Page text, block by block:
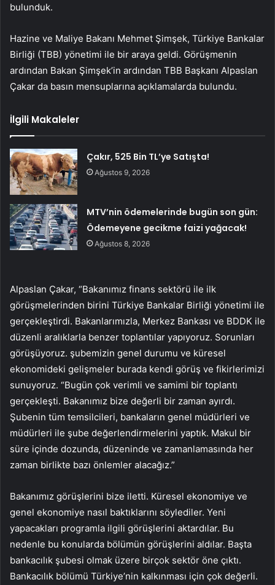
bulunduk.
Hazine ve Maliye Bakanı Mehmet Şimşek, Türkiye Bankalar
Birliği (TBB) yönetimi ile bir araya geldi. Görüşmenin
ardından Bakan Şimşek’in ardından TBB Başkanı Alpaslan
Çakar da basın mensuplarına açıklamalarda bulundu.
İlgili Makaleler
Çakır, 525 Bin TL’ye Satışta!
Ağustos 9, 2026
MTV’nin ödemelerinde bugün son gün:
Ödemeyene gecikme faizi yağacak!
Ağustos 8, 2026
Alpaslan Çakar, “Bakanımız finans sektörü ile ilk
görüşmelerinden birini Türkiye Bankalar Birliği yönetimi ile
gerçekleştirdi. Bakanlarımızla, Merkez Bankası ve BDDK ile
düzenli aralıklarla benzer toplantılar yapıyoruz. Sorunları
görüşüyoruz. şubemizin genel durumu ve küresel
ekonomideki gelişmeler burada kendi görüş ve fikirlerimizi
sunuyoruz. “Bugün çok verimli ve samimi bir toplantı
gerçekleşti. Bakanımız bize değerli bir zaman ayırdı.
Şubenin tüm temsilcileri, bankaların genel müdürleri ve
müdürleri ile şube değerlendirmelerini yaptık. Makul bir
süre içinde dozunda, düzeninde ve zamanlamasında her
zaman birlikte bazı önlemler alacağız.”
Bakanımız görüşlerini bize iletti. Küresel ekonomiye ve
genel ekonomiye nasıl baktıklarını söylediler. Yeni
yapacakları programla ilgili görüşlerini aktardılar. Bu
nedenle bu konularda bölümün görüşlerini aldılar. Başta
bankacılık şubesi olmak üzere birçok sektör öne çıktı.
Bankacılık bölümü Türkiye’nin kalkınması için çok değerli.